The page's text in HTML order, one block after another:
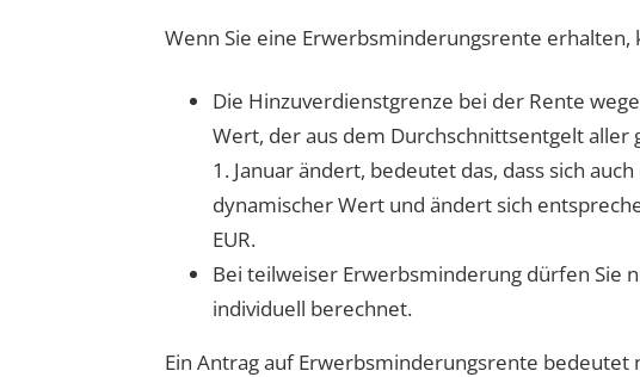
Wenn Sie eine Erwerbsminderungsrente
Die Hinzuverdienstgrenze bei der Rente
Wert, der aus dem Durchschnittsentgelt aller
1. Januar ändert, bedeutet das, dass sich
dynamischer Wert und ändert sich
EUR.
Bei teilweiser Erwerbsminderung dürfen Sie
individuell berechnet.
Ein Antrag auf Erwerbsminderungsrente bedeutet